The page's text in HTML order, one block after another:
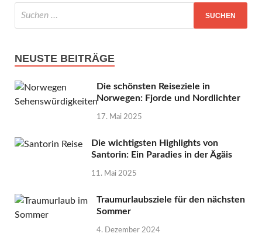
NEUSTE BEITRÄGE
Die schönsten Reiseziele in
Norwegen: Fjorde und Nordlichter
17. Mai 2025
Die wichtigsten Highlights von
Santorin: Ein Paradies in der Ägäis
11. Mai 2025
Traumurlaubsziele für den nächsten
Sommer
4. Dezember 2024